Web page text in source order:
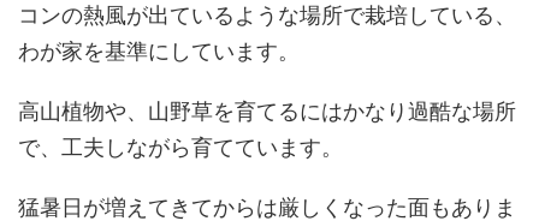
コンの熱風が出ているような場所で栽培している、
わが家を基準にしています。
高山植物や、山野草を育てるにはかなり過酷な場所
で、工夫しながら育てています。
猛暑日が増えてきてからは厳しくなった面もありま